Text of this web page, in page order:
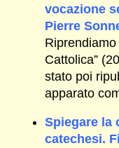
vocazione
Pierre
Cattolica”
stato poi
apparato
Spiegare la
catechesi.